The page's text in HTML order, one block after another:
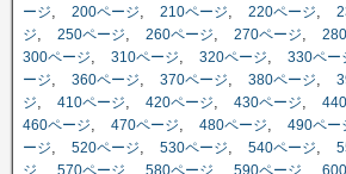
ージ
200ページ 210ページ 220ページ
ジ
250ページ 260ページ 270ページ
300ページ 310ページ 320ページ 330ペー
ージ
360ページ 370ページ 380ページ
ジ
410ページ 420ページ 430ページ
460ページ 470ページ 480ページ 490ペー
ージ
520ページ 530ページ 540ページ
ジ
570ページ 580ページ 590ページ